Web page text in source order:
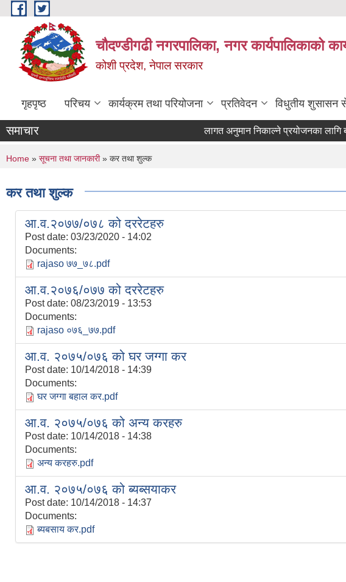
Skip to main content
चौदण्डीगढी नगरपालिका, नगर कार्यपालिकाको
कोशी प्रदेश, नेपाल सरकार
गृहपृष्ठ परिचय कार्यक्रम तथा परियोजना प्रतिवेदन विधुतीय शुसासन
समाचार लागत अनुमान निकाल्ने प्रयोजनका लागि
You are here
Home » सूचना तथा जानकारी» कर तथा शुल्क
कर तथा शुल्क
आ.व.२०७७/०७८ को दररेटहरु
Post date: 03/23/2020 - 14:02
Documents:
rajaso ७७_७८.pdf
आ.व.२०७६/०७७ को दररेटहरु
Post date: 08/23/2019 - 13:53
Documents:
rajaso ०७६_७७.pdf
आ.व. २०७५/०७६ को घर जग्गा कर
Post date: 10/14/2018 - 14:39
Documents:
घर जग्गा बहाल कर.pdf
आ.व. २०७५/०७६ को अन्य करहरु
Post date: 10/14/2018 - 14:38
Documents:
अन्य करहरु.pdf
आ.व. २०७५/०७६ को ब्यब्सयाकर
Post date: 10/14/2018 - 14:37
Documents:
ब्यबसाय कर.pdf